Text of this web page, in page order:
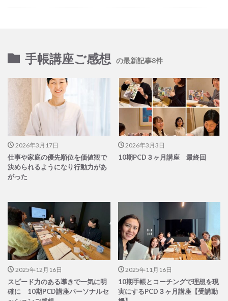
手帳講座ご感想 の最新記事8件
2026年3月17日
仕事や家庭の優先順位を価値観で
決められるようになり行動力があ
がった
2026年3月3日
10期PCD３ヶ月講座 最終回
2025年12月16日
スピード力のある導きで一気に明
確に 10期PCD講座パーソナルセ
2025年11月16日
10期手帳とコーチングで理想を現
実にするPCD３ヶ月講座【受講動